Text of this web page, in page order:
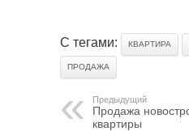
С тегами: КВАРТИРА
ПРОДАЖА
Предыдущий
Продажа
квартиры